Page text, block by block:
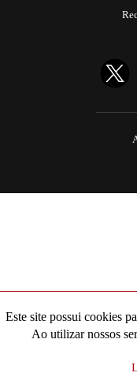
Este site possui cookies
Ao utilizar nossos